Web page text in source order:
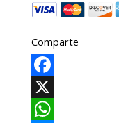
Comparte
Facebook
X